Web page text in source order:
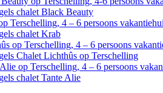
chalet Black Beauty
Terschelling, 4 – 6 persoons
chalet Krab
op Terschelling, 4 – 6 persoons
Chalet Lichthûs op Terschelling
op Terschelling, 4 – 6 persoons
chalet Tante Alie